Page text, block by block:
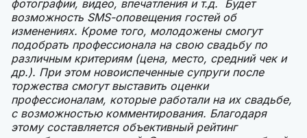
фотографии, видео, впечатления и т.д. Будет
возможность SMS-оповещения гостей об
изменениях. Кроме того, молодожены смогут
подобрать профессионала на свою свадьбу по
различным критериям (цена, место, средний чек и
др.). При этом новоиспеченные супруги после
торжества смогут выставить оценки
профессионалам, которые работали на их свадьбе,
с возможностью комментирования. Благодаря
этому составляется объективный рейтинг